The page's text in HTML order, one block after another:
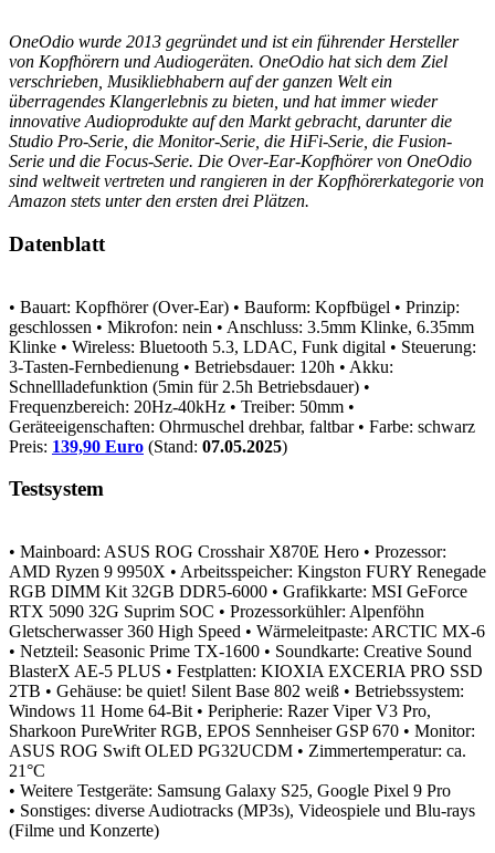
OneOdio wurde 2013 gegründet und ist ein führender Hersteller
von Kopfhörern und Audiogeräten. OneOdio hat sich dem Ziel
verschrieben, Musikliebhabern auf der ganzen Welt ein
überragendes Klangerlebnis zu bieten, und hat immer wieder
innovative Audioprodukte auf den Markt gebracht, darunter die
Studio Pro-Serie, die Monitor-Serie, die HiFi-Serie, die Fusion-
Serie und die Focus-Serie. Die Over-Ear-Kopfhörer von OneOdio
sind weltweit vertreten und rangieren in der Kopfhörerkategorie von
Amazon stets unter den ersten drei Plätzen.
Datenblatt
• Bauart: Kopfhörer (Over-Ear) • Bauform: Kopfbügel • Prinzip:
geschlossen • Mikrofon: nein • Anschluss: 3.5mm Klinke, 6.35mm
Klinke • Wireless: Bluetooth 5.3, LDAC, Funk digital • Steuerung:
3-Tasten-Fernbedienung • Betriebsdauer: 120h • Akku:
Schnellladefunktion (5min für 2.5h Betriebsdauer) •
Frequenzbereich: 20Hz-40kHz • Treiber: 50mm •
Geräteeigenschaften: Ohrmuschel drehbar, faltbar • Farbe: schwarz
Preis: 139,90 Euro (Stand: 07.05.2025)
Testsystem
• Mainboard: ASUS ROG Crosshair X870E Hero • Prozessor:
AMD Ryzen 9 9950X • Arbeitsspeicher: Kingston FURY Renegade
RGB DIMM Kit 32GB DDR5-6000 • Grafikkarte: MSI GeForce
RTX 5090 32G Suprim SOC • Prozessorkühler: Alpenföhn
Gletscherwasser 360 High Speed • Wärmeleitpaste: ARCTIC MX-6
• Netzteil: Seasonic Prime TX-1600 • Soundkarte: Creative Sound
BlasterX AE-5 PLUS • Festplatten: KIOXIA EXCERIA PRO SSD
2TB • Gehäuse: be quiet! Silent Base 802 weiß • Betriebssystem:
Windows 11 Home 64-Bit • Peripherie: Razer Viper V3 Pro,
Sharkoon PureWriter RGB, EPOS Sennheiser GSP 670 • Monitor:
ASUS ROG Swift OLED PG32UCDM • Zimmertemperatur: ca.
21°C
• Weitere Testgeräte: Samsung Galaxy S25, Google Pixel 9 Pro
• Sonstiges: diverse Audiotracks (MP3s), Videospiele und Blu-rays
(Filme und Konzerte)